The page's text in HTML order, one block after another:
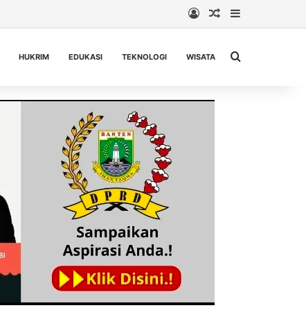
Log InRandom Article
HUKRIM EDUKASI TEKNOLOGI WISATA Cari berita...